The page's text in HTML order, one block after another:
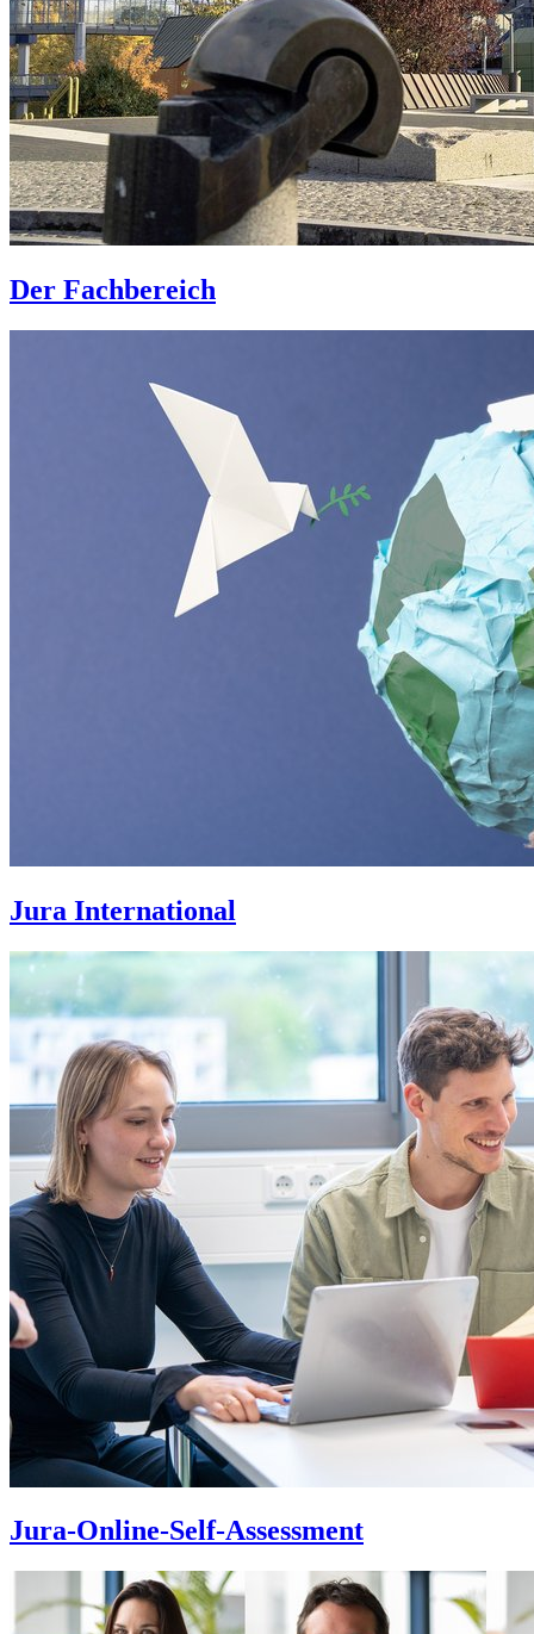
Der Fachbereich
Jura International
Jura-Online-Self-Assessment